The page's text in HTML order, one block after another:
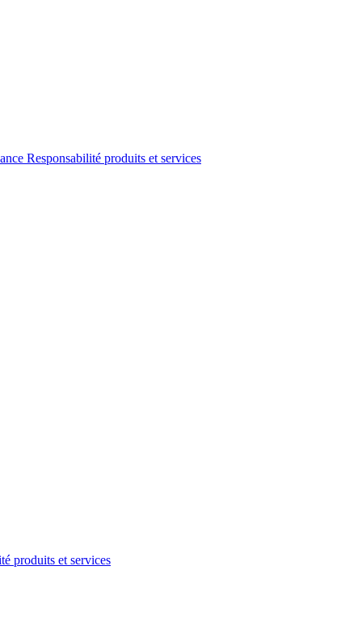
Responsabilité produits et services
produits et services